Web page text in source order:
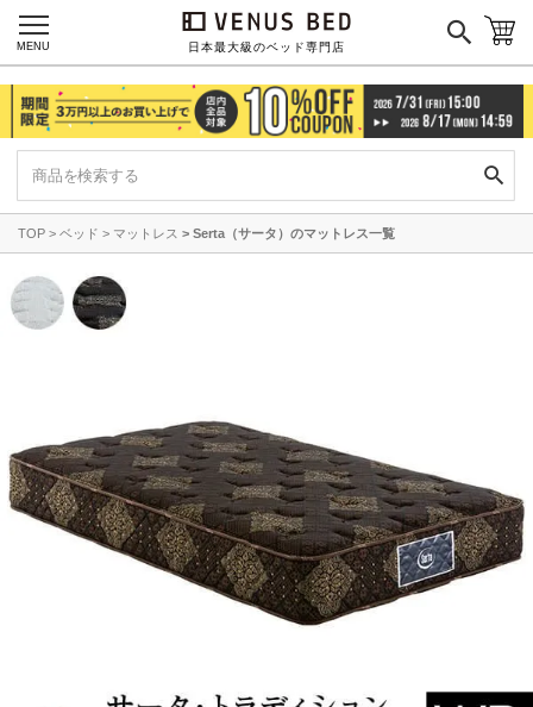
日本最大級のベッド専門店
MENU
TOP ベッド マットレス Serta（サータ）のマットレス一覧